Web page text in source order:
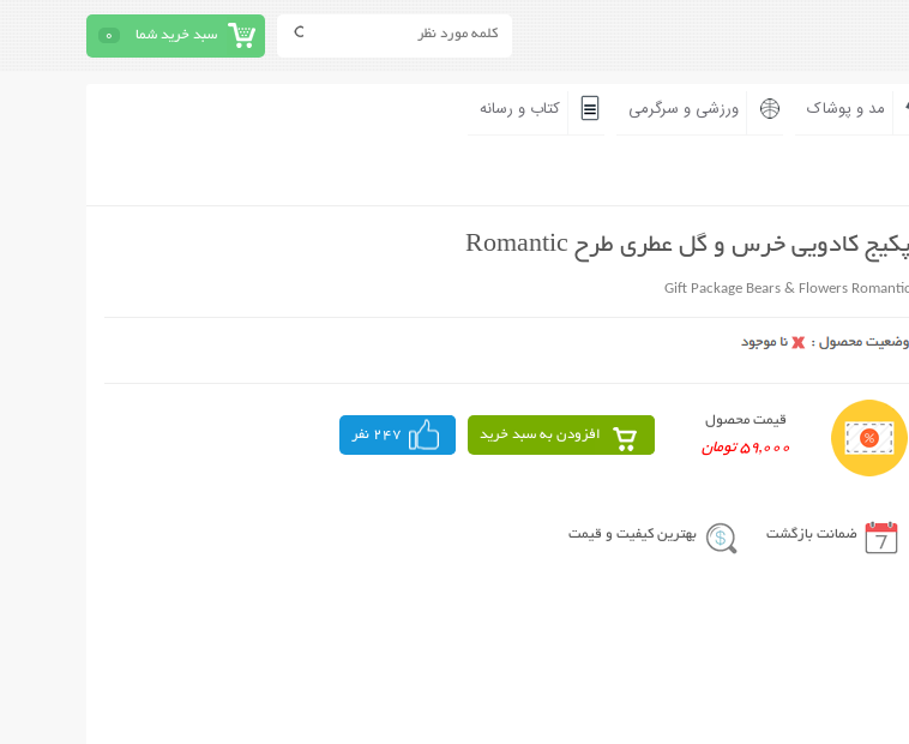
سبد خرید شما 0
مد و پوشاک ورزشی و سرگرمی کتاب و رسانه
پکیج کادویی خرس و گل عطری طرح Romantic
Gift Package Bears & Flowers Romantic
قیمت محصول
59,000 تومان
افزودن به سبد خرید 247 نفر
ضمانت بازگشت بهترین کیفیت و قیمت